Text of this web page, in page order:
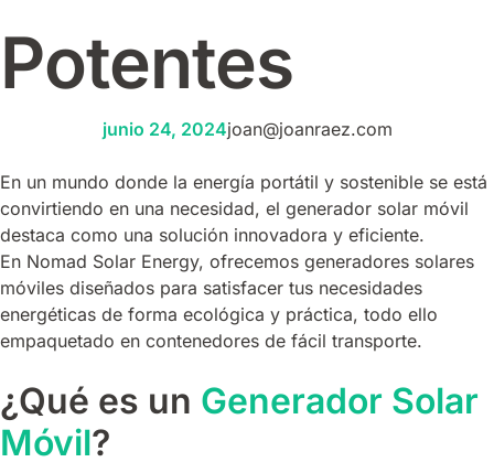
Potentes
junio 24, 2024joan@joanraez.com
En un mundo donde la energía portátil y sostenible se está
convirtiendo en una necesidad, el generador solar móvil
destaca como una solución innovadora y eficiente.
En Nomad Solar Energy, ofrecemos generadores solares
móviles diseñados para satisfacer tus necesidades
energéticas de forma ecológica y práctica, todo ello
empaquetado en contenedores de fácil transporte.
¿Qué es un Generador Solar
Móvil?